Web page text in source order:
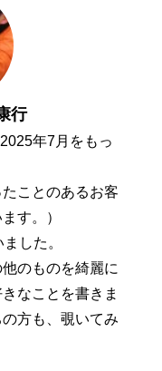
行
年7月をもっ
ことのあるお客
す。）
した。
のものを綺麗に
なことを書きま
方も、覗いてみ